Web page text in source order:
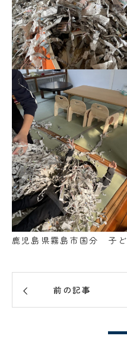
鹿児島県霧島市国分 子
前の記事